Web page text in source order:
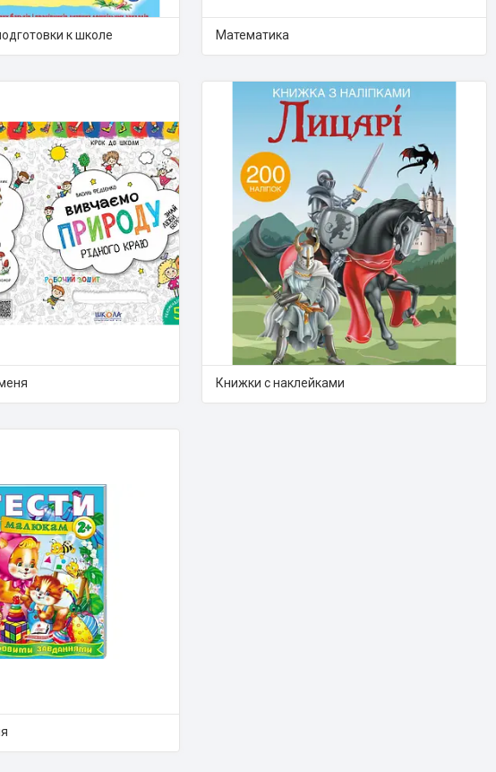
к школе Математика
Книжки с наклейками